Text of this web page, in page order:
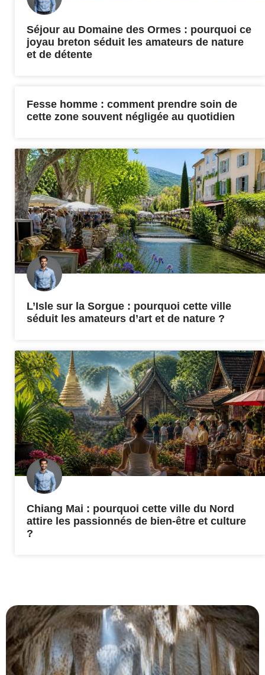
Séjour au Domaine des Ormes : pourquoi ce
joyau breton séduit les amateurs de nature
et de détente
Fesse homme : comment prendre soin de
cette zone souvent négligée au quotidien
L’Isle sur la Sorgue : pourquoi cette ville
séduit les amateurs d’art et de nature ?
Chiang Mai : pourquoi cette ville du Nord
attire les passionnés de bien-être et culture
?